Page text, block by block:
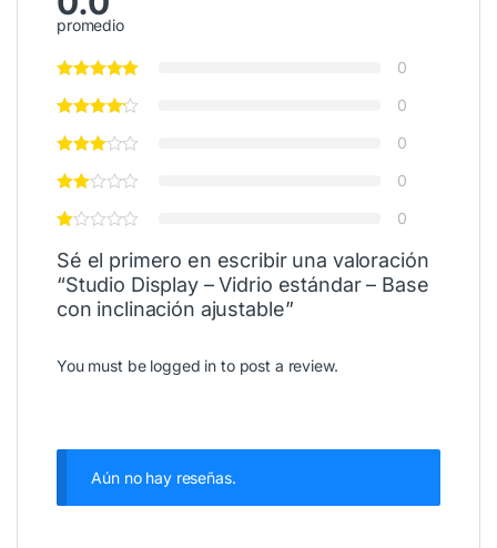
promedio
0
0
0
0
0
Sé el primero en escribir una valoración
“Studio Display – Vidrio estándar – Base
con inclinación ajustable”
You must be logged in to post a review.
Aún no hay reseñas.